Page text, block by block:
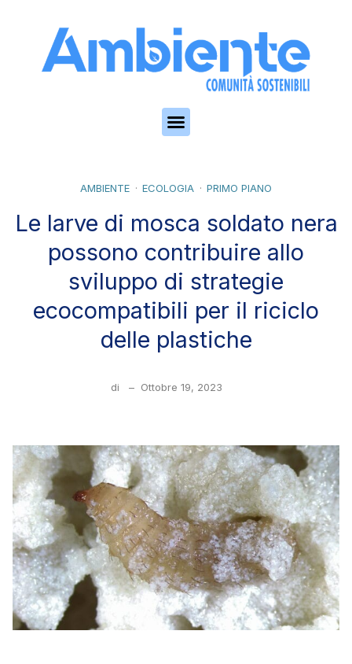
AMBIENTE ECOLOGIA PRIMO PIANO
Le larve di mosca soldato nera
possono contribuire allo
sviluppo di strategie
ecocompatibili per il riciclo
delle plastiche
di – Ottobre 19, 2023